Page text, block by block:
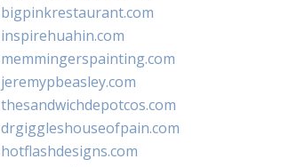
bigpinkrestaurant.com
inspirehuahin.com
memmingerspainting.com
jeremypbeasley.com
thesandwichdepotcos.com
drgiggleshouseofpain.com
hotflashdesigns.com